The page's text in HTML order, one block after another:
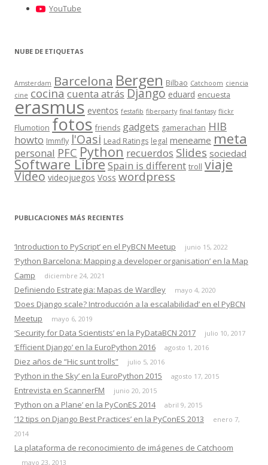
YouTube
NUBE DE ETIQUETAS
Amsterdam Barcelona Bergen Bilbao Catchoom ciencia
cine cocinacuenta atrás Django eduard encuesta
erasmus eventos festafib fiberparty final fantasy flickr
Flumotion fotos friends gadgets gamerachan HIB
howto Immfly l'Oasi Lead Ratings legal meneame meta
personal PFC Python recuerdos Slides sociedad
Software LibreSpain is different troll viaje
Video videojuegos Voss wordpress
PUBLICACIONES MÁS RECIENTES
‘Introduction to PyScript’ en el PyBCN Meetup junio 15, 2022
‘Python Barcelona: Mapping a developer organisation’ en la Map
Camp
diciembre 24, 2021
Definiendo Estrategia: Mapas de Wardley mayo 4, 2020
‘Does Django scale? Introducción a la escalabilidad’ en el PyBCN
Meetup
mayo 6, 2019
‘Security for Data Scientists’ en la PyDataBCN 2017 julio 10, 2017
‘Efficient Django’ en la EuroPython 2016 agosto 1, 2016
Diez años de “Hic sunt trolls” julio 5, 2016
‘Python in the Sky’ en la EuroPython 2015 agosto 17, 2015
Entrevista en ScannerFM junio 20, 2015
‘Python on a Plane’ en la PyConES 2014 abril 9, 2015
’12 tips on Django Best Practices’ en la PyConES 2013
enero 7,
2014
La plataforma de reconocimiento de imágenes de Catchoom
mayo 23, 2013